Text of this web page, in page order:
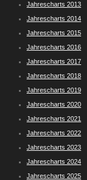
Jahrescharts 2013
Jahrescharts 2014
Jahrescharts 2015
Jahrescharts 2016
Jahrescharts 2017
Jahrescharts 2018
Jahrescharts 2019
Jahrescharts 2020
Jahrescharts 2021
Jahrescharts 2022
Jahrescharts 2023
Jahrescharts 2024
Jahrescharts 2025